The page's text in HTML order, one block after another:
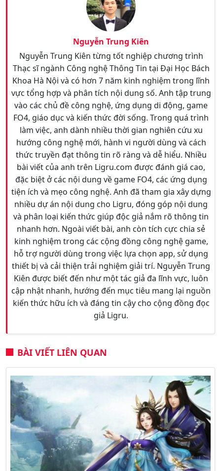
Nguyễn Trung Kiên
Nguyễn Trung Kiên từng tốt nghiệp chương trình
Thạc sĩ ngành Công nghệ Thông Tin tại Đại Học Bách
Khoa Hà Nội và có hơn 7 năm kinh nghiệm trong lĩnh
vực tổng hợp và phân tích nội dung số. Anh tập trung
vào các chủ đề công nghệ, ứng dụng di động, game
FO4, giáo dục và kiến thức đời sống. Trong quá trình
làm việc, anh dành nhiều thời gian nghiên cứu xu
hướng công nghệ mới, hành vi người dùng và cách
thức truyền đạt thông tin rõ ràng và dễ hiểu. Nhiều
bài viết của anh trên Ligru.com được đánh giá cao,
đặc biệt ở các nội dung về game FO4, các ứng dụng
tiện ích và mẹo công nghệ. Anh đã tham gia xây dựng
nhiều dự án nội dung cho Ligru, đóng góp nội dung
và phân loại kiến thức giúp độc giả nắm rõ thông tin
nhanh hơn. Ngoài viết bài, anh còn tích cực chia sẻ
kinh nghiệm trong các cộng đồng công nghệ game,
hỗ trợ người dùng trong việc lựa chọn app, sử dụng
thiết bị và cải thiện trải nghiệm giải trí. Nguyễn Trung
Kiên được biết đến như một tác giả đa lĩnh vực, luôn
cập nhật nhanh, hướng đến mục tiêu mang lại nguồn
kiến thức hữu ích và đáng tin cậy cho cộng đồng đọc
giả Ligru.
BÀI VIẾT LIÊN QUAN